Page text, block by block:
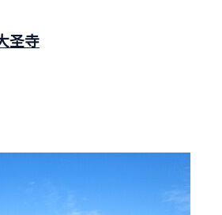
圣寺